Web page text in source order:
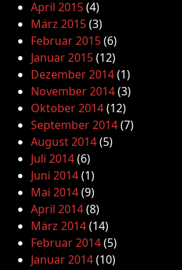
April 2015(4)
März 2015(3)
Februar 2015(6)
Januar 2015(12)
Dezember 2014(1)
November 2014(3)
Oktober 2014(12)
September 2014(7)
August 2014(5)
Juli 2014(6)
Juni 2014(1)
Mai 2014(9)
April 2014(8)
März 2014(14)
Februar 2014(5)
Januar 2014(10)